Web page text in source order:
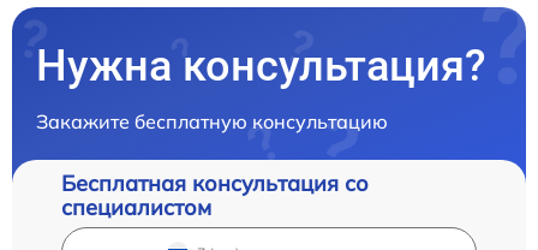
Нужна консультация?
Закажите бесплатную консультацию
Бесплатная консультация со
специалистом